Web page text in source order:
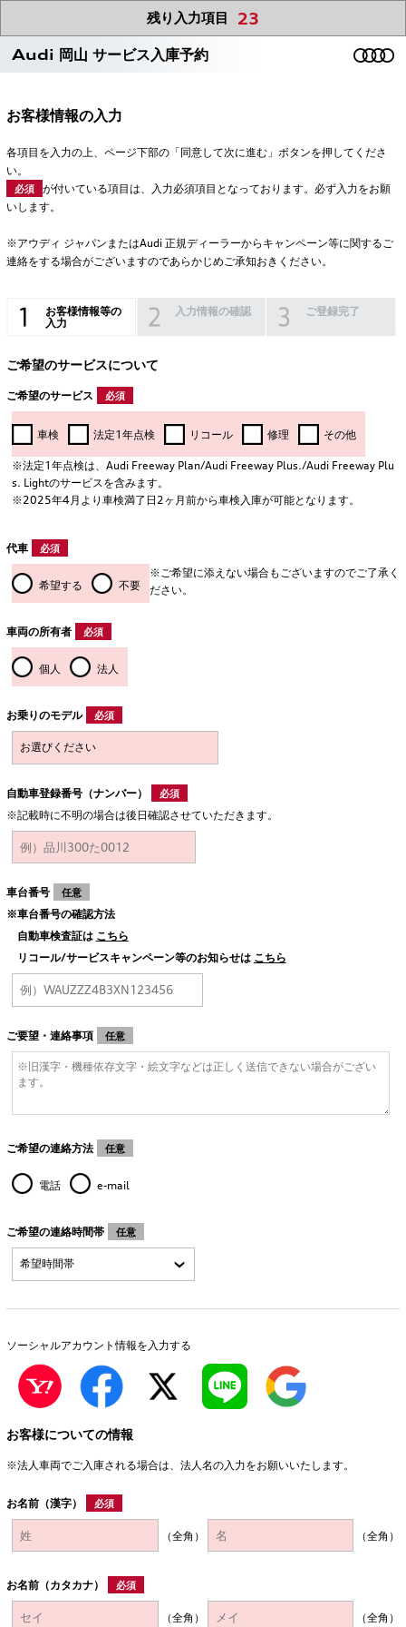
Audi 岡山 サービス入庫予約
お客様情報の入力
各項目を入力の上、ページ下部の「同意して次に進む」ボタンを押してくださ
い。
必須
が付いている項目は、入力必須項目となっております。必ず入力をお願
いします。
※アウディ ジャパンまたはAudi 正規ディーラーからキャンペーン等に関するご
連絡をする場合がございますのであらかじめご承知おきください。
お客様情報等の
入力
入力情報の確認 ご登録完了
ご希望のサービスについて
ご希望のサービス 必須
車検 法定1年点検 リコール 修理 その他
※法定1年点検は、Audi Freeway Plan/Audi Freeway Plus./Audi Freeway Plu
s. Lightのサービスを含みます。
※2025年4月より車検満了日2ヶ月前から車検入庫が可能となります。
代車 必須
希望する 不要
※ご希望に添えない場合もございますのでご了承く
ださい。
車両の所有者 必須
個人 法人
お乗りのモデル 必須
自動車登録番号（ナンバー） 必須
※記載時に不明の場合は後日確認させていただきます。
車台番号 任意
※車台番号の確認方法
自動車検査証は こちら
リコール/サービスキャンペーン等のお知らせは こちら
ご要望・連絡事項 任意
ご希望の連絡方法 任意
電話 e-mail
ご希望の連絡時間帯 任意
ソーシャルアカウント情報を入力する
お客様についての情報
※法人車両でご入庫される場合は、法人名の入力をお願いいたします。
お名前（漢字） 必須
（全角） （全角）
お名前（カタカナ） 必須
（全角） （全角）
残り入力項目 23